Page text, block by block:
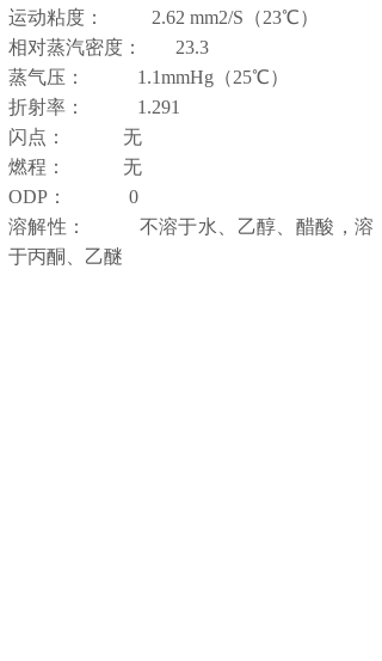
运动粘度：
2.62 mm2/S（23℃）
相对蒸汽密度：
23.3
蒸气压：
1.1mmHg（25℃）
折射率：
1.291
闪点：
无
燃程：
无
ODP： 0
溶解性：
不溶于水、乙醇、醋酸，溶
于丙酮、乙醚